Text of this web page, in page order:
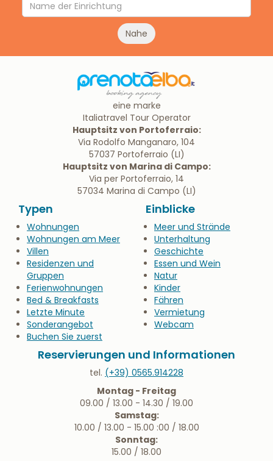
Nahe
eine marke
Italiatravel Tour Operator
Hauptsitz von Portoferraio:
Via Rodolfo Manganaro, 104
57037 Portoferraio (LI)
Hauptsitz von Marina di Campo:
Via per Portoferraio, 14
57034 Marina di Campo (LI)
Typen
Wohnungen
Wohnungen am Meer
Villen
Residenzen und
Gruppen
Ferienwohnungen
Bed & Breakfasts
Letzte Minute
Sonderangebot
Buchen Sie zuerst
Einblicke
Meer und Strände
Unterhaltung
Geschichte
Essen und Wein
Natur
Kinder
Fähren
Vermietung
Webcam
Reservierungen und Informationen
tel. (+39) 0565.914228
Montag - Freitag
09.00 / 13.00 - 14.30 / 19.00
Samstag:
10.00 / 13.00 - 15.00 :00 / 18.00
Sonntag:
15.00 / 18.00